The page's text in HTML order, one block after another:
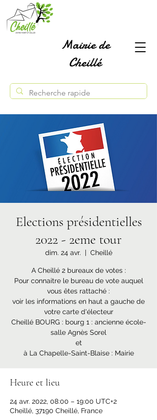
Mairie de
Cheillé
Elections présidentielles
2022 - 2eme tour
dim. 24 avr.
  |
Cheillé
A Cheillé 2 bureaux de votes :
Pour connaitre le bureau de vote auquel
vous êtes rattaché :
voir les informations en haut a gauche de
votre carte d'électeur
Cheillé BOURG : bourg 1 : ancienne école-
salle Agnès Sorel
et
à La Chapelle-Saint-Blaise : Mairie
Heure et lieu
24 avr. 2022, 08:00 – 19:00 UTC+2
Cheillé, 37190 Cheillé, France